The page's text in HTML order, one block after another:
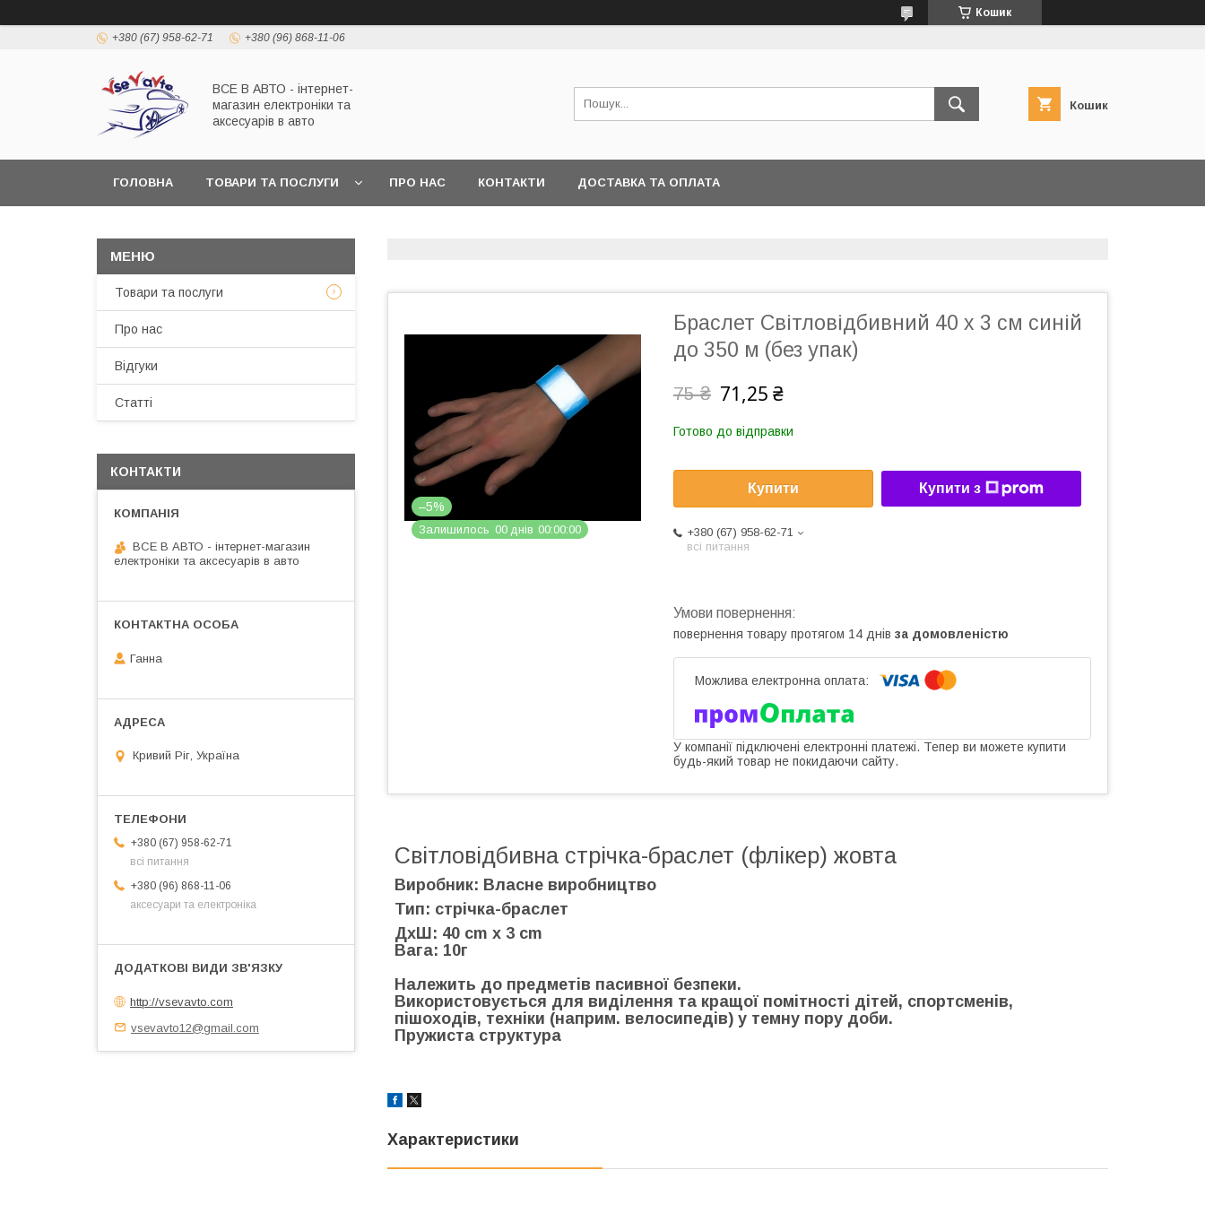
Кошик
+380 (67) 958-62-71 +380 (96) 868-11-06
ВСЕ В АВТО - інтернет-
магазин електроніки та
аксесуарів в авто
Кошик
ГОЛОВНА ТОВАРИ ТА ПОСЛУГИ ПРО НАС КОНТАКТИ ДОСТАВКА ТА ОПЛАТА
–5%
Залишилось 00 днів 00 00 00
Браслет Світловідбивний 40 х 3 см синій
до 350 м (без упак)
75 ₴ 71,25 ₴
Готово до відправки
Купити Купити з
+380 (67) 958-62-71
всі питання
повернення товару протягом 14 днів за домовленістю
У компанії підключені електронні платежі. Тепер ви можете купити
будь-який товар не покидаючи сайту.
Світловідбивна стрічка-браслет (флікер) жовта
Виробник: Власне виробництво
Тип: стрічка-браслет
ДхШ: 40 cm x 3 cm
Вага: 10г
Належить до предметів пасивної безпеки.
Використовується для виділення та кращої помітності дітей, спортсменів,
пішоходів, техніки (наприм. велосипедів) у темну пору доби.
Пружиста структура
Характеристики
Товари та послуги
Про нас
Відгуки
Статті
КОНТАКТИ
ВСЕ В АВТО - інтернет-магазин
електроніки та аксесуарів в авто
Ганна
Кривий Ріг, Україна
+380 (67) 958-62-71
всі питання
+380 (96) 868-11-06
аксесуари та електроніка
http://vsevavto.com
vsevavto12@gmail.com